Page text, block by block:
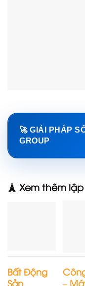
🚀 GIẢI PHÁP
GROUP
🗼 Xem thêm
Bất Động
Sản
–